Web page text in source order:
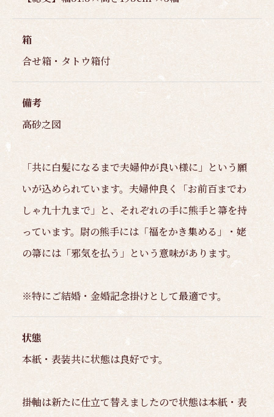
箱
合せ箱・タトウ箱付
備考
高砂之図
「共に白髪になるまで夫婦仲が良い様に」という願
いが込められています。夫婦仲良く「お前百までわ
しゃ九十九まで」と、それぞれの手に熊手と箒を持
っています。尉の熊手には「福をかき集める」・姥
の箒には「邪気を払う」という意味があります。
※特にご結婚・金婚記念掛けとして最適です。
状態
本紙・表装共に状態は良好です。
掛軸は新たに仕立て替えましたので状態は本紙・表